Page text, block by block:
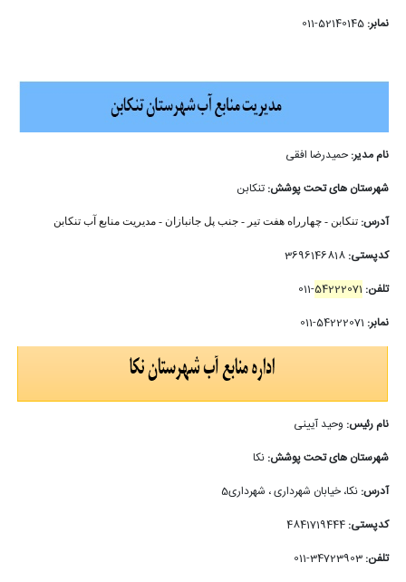
نمابر: 52140145-011
نام مدیر: حمیدرضا افقی
شهرستان های تحت پوشش:تنکابن
آدرس:تنکابن - چهارراه هفت تیر - جنب پل جانبازان - مدیریت منابع آبتنکابن
کدپستی: 3696146818
تلفن: 54222071
-011
نمابر:
نام رئیس: وحید آیینی
شهرستان های تحت پوشش:نکا
آدرس:نکا، خیابان شهرداری ، شهرداری5
کدپستی: 4841719444
تلفن:34723903-011